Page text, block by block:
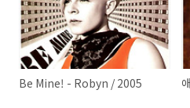
Be Mine! - Robyn / 2005